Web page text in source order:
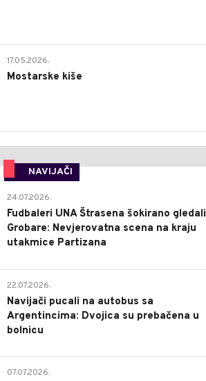
17.05.2026.
Mostarske kiše
NAVIJAČI
24.07.2026.
Fudbaleri UNA Štrasena šokirano gledali
Grobare: Nevjerovatna scena na kraju
utakmice Partizana
22.07.2026.
Navijači pucali na autobus sa
Argentincima: Dvojica su prebačena u
bolnicu
07.07.2026.